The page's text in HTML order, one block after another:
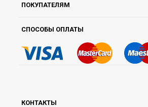
ПОКУПАТЕЛЯМ
СПОСОБЫ ОПЛАТЫ
КОНТАКТЫ